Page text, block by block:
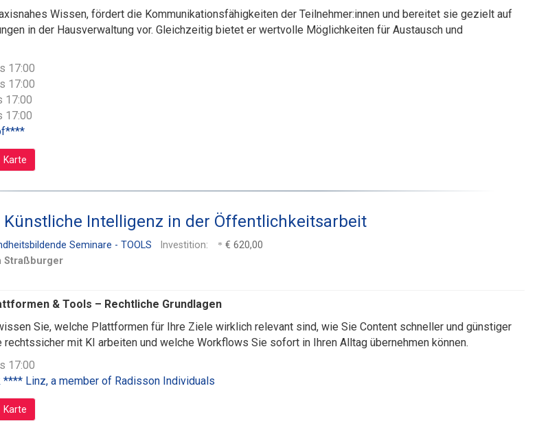
Wissen, fördert die Kommunikationsfähigkeiten der Teilnehmer:innen und bereitet sie gezielt auf
in der Hausverwaltung vor. Gleichzeitig bietet er wertvolle Möglichkeiten für Austausch und
17:00
17:00
17:00
17:00
Karte
Künstliche Intelligenz in der Öffentlichkeitsarbeit
Seminare - TOOLS Investition:
€ 620,00
Straßburger
& Tools – Rechtliche Grundlagen
Sie, welche Plattformen für Ihre Ziele wirklich relevant sind, wie Sie Content schneller und günstiger
mit KI arbeiten und welche Workflows Sie sofort in Ihren Alltag übernehmen können.
17:00
Linz, a member of Radisson Individuals
Karte